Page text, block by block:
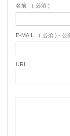
名前 ( 必須 )
E-MAIL ( 必須 ) - 公
URL